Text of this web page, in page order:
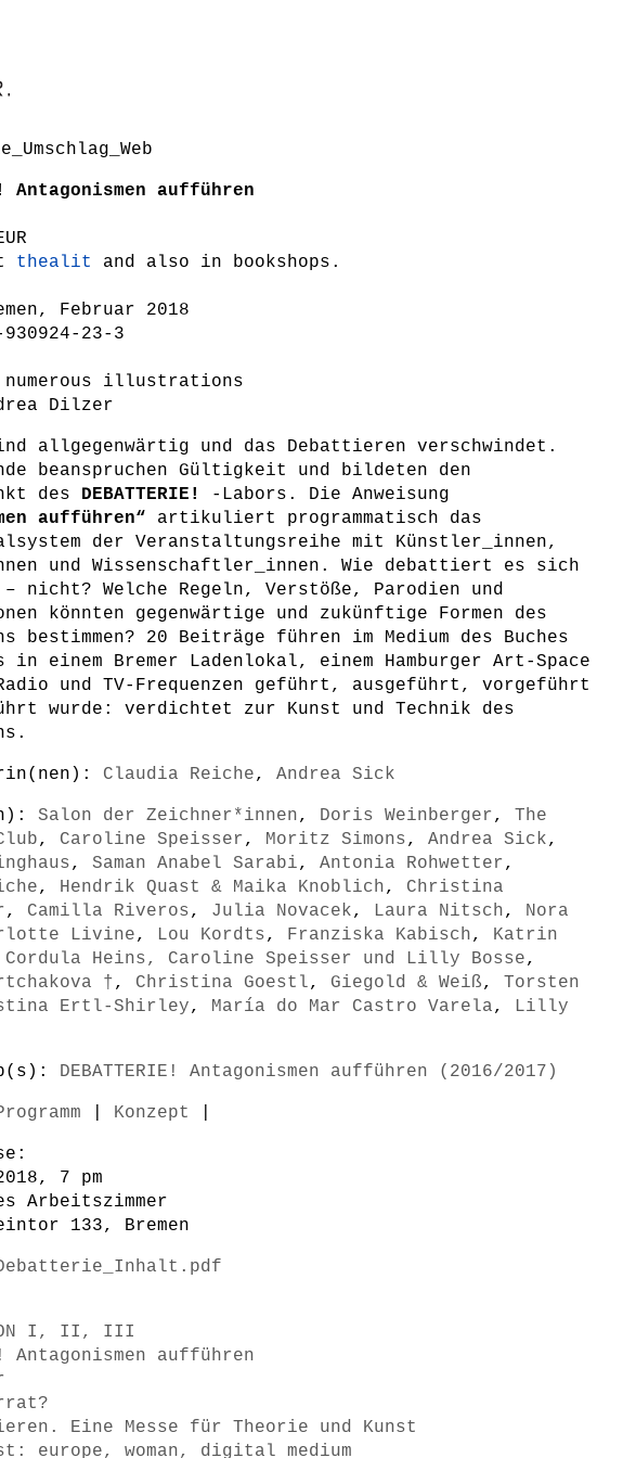
Antagonismen aufführen
thealit
and also in bookshops.
Februar 2018
23-3
numerous illustrations
Dilzer
allgegenwärtig und das Debattieren verschwindet.
beanspruchen Gültigkeit und bildeten den
des DEBATTERIE!
-Labors. Die Anweisung
aufführen“ artikuliert programmatisch das
der Veranstaltungsreihe mit Künstler_innen,
und Wissenschaftler_innen. Wie debattiert es sich
nicht? Welche Regeln, Verstöße, Parodien und
könnten gegenwärtige und zukünftige Formen des
bestimmen? 20 Beiträge führen im Medium des Buches
in einem Bremer Ladenlokal, einem Hamburger Art-Space
und TV-Frequenzen geführt, ausgeführt, vorgeführt
wurde: verdichtet zur Kunst und Technik des
Claudia Reiche, Andrea Sick
Salon der Zeichner*innen, Doris Weinberger, The
, Caroline Speisser, Moritz Simons, Andrea Sick,
, Saman Anabel Sarabi, Antonia Rohwetter,
, Hendrik Quast & Maika Knoblich, Christina
, Camilla Riveros, Julia Novacek, Laura Nitsch, Nora
Livine, Lou Kordts, Franziska Kabisch, Katrin
Cordula Heins, Caroline Speisser und Lilly Bosse,
†, Christina Goestl, Giegold & Weiß, Torsten
Ertl-Shirley, María do Mar Castro Varela, Lilly
DEBATTERIE! Antagonismen aufführen (2016/2017)
Konzept
7 pm
Arbeitszimmer
133, Bremen
I, II, III
Antagonismen aufführen
Eine Messe für Theorie und Kunst
europe, woman, digital medium